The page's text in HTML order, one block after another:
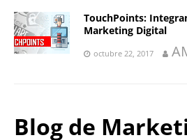
TouchPoints:
Marketing Digital
octubre 22, 2017
Blog de